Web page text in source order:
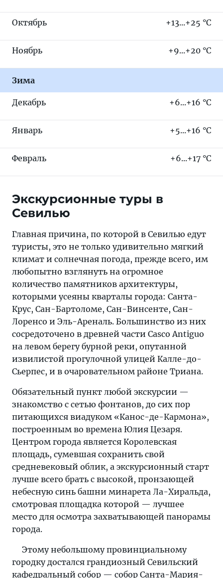
Октябрь +13...+25 °C
Ноябрь +9...+20 °C
Зима
Декабрь +6...+16 °C
Январь +5...+16 °C
Февраль +6...+17 °C
Экскурсионные туры в
Севилью
Главная причина, по которой в Севилью едут
туристы, это не только удивительно мягкий
климат и солнечная погода, прежде всего, им
любопытно взглянуть на огромное
количество памятников архитектуры,
которыми усеяны кварталы города: Санта-
Крус, Сан-Бартоломе, Сан-Винсенте, Сан-
Лоренсо и Эль-Ареналь. Большинство из них
сосредоточено в древней части Casco Antiguo
на левом берегу бурной реки, опутанной
извилистой прогулочной улицей Калле-до-
Сьерпес, и в очаровательном районе Триана.
Обязательный пункт любой экскурсии —
знакомство с сетью фонтанов, до сих пор
питающихся виадуком «Канос-де-Кармона»,
построенным во времена Юлия Цезаря.
Центром города является Королевская
площадь, сумевшая сохранить свой
средневековый облик, а экскурсионный старт
лучше всего брать с высокой, пронзающей
небесную синь башни минарета Ла-Хиральда,
смотровая площадка которой — лучшее
место для осмотра захватывающей панорамы
города.
Этому небольшому провинциальному
городку достался грандиозный Севильский
кафедральный собор — собор Санта-Мария-